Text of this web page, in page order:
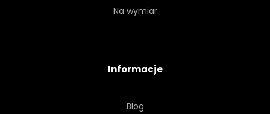
Na wymiar
Informacje
Blog